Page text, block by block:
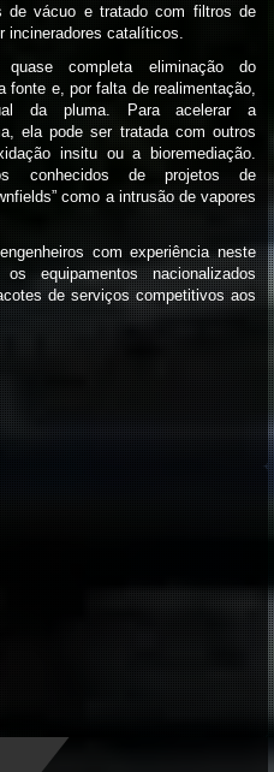
de vácuo e tratado com filtros de
incineradores catalíticos.
completa eliminação do
fonte e, por falta de realimentação,
da pluma. Para acelerar a
ela pode ser tratada com outros
insitu ou a bioremediação.
conhecidos de projetos de
como a intrusão de vapores
com experiência neste
equipamentos nacionalizados
de serviços competitivos aos